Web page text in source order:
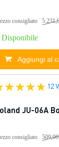
consigliato
Disponibile
Aggiungi al
12
JU-06A
consigliato